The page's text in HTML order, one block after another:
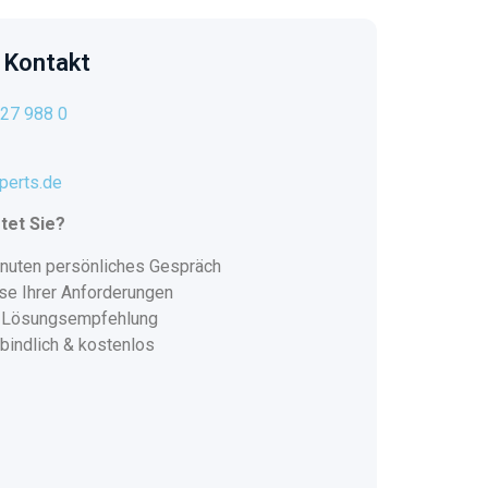
988 0
Sie?
persönliches Gespräch
Ihrer Anforderungen
& kostenlos